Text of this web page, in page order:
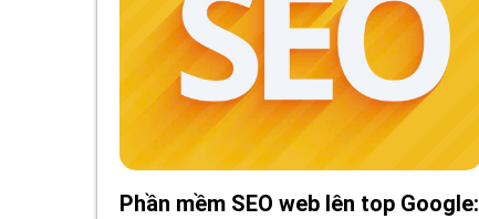
Phần mềm SEO web lên top Google: